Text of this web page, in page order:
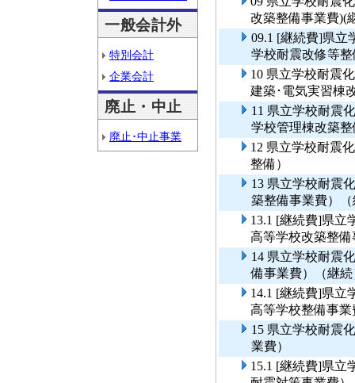
一般会計外
特別会計
企業会計
廃止・中止
廃止･中止事業
改築整備事業費)(
09.1 [継続費]県立
学校耐震改修等
10 県立学校耐震
建築･電気実習棟
11 県立学校耐震
学校管理棟改築
12 県立学校耐震
整備）
13 県立学校耐震
築整備事業費）
13.1 [継続費]県立
高等学校改築整
14 県立学校耐震
備事業費）（継続
14.1 [継続費]県立
高等学校整備事業
15 県立学校耐震
業費）
15.1 [継続費]県立